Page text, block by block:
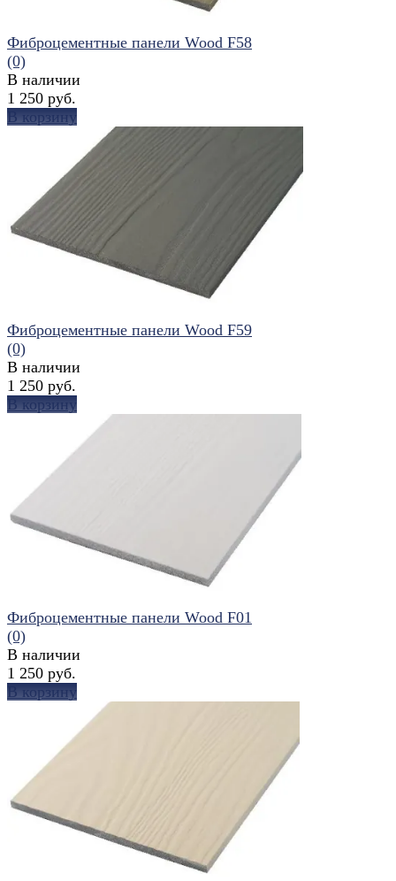
избранное сравнить
Фиброцементные панели Wood F58
(0)
В наличии
1 250 руб.
В корзину
избранное
Фиброцементные панели Wood F59
(0)
В наличии
1 250 руб.
В корзину
избранное
Фиброцементные панели Wood F01
(0)
В наличии
1 250 руб.
В корзину